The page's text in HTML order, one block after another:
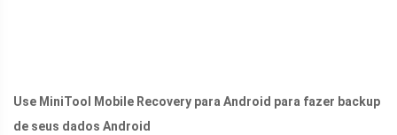
Use MiniTool Mobile Recovery para Android para fazer backup
de seus dados Android